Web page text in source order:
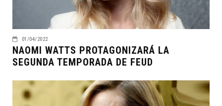
01/04/2022
NAOMI WATTS PROTAGONIZARÁ LA
SEGUNDA TEMPORADA DE FEUD